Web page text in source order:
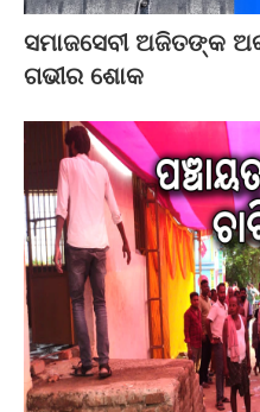
ସମାଜସେବୀ ଅଜିତଙ୍କ
ଗଭୀର ଶୋକ